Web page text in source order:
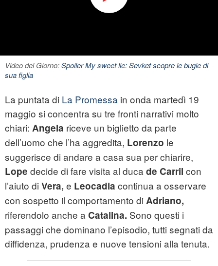
Video del Giorno:Spoiler My sweet lie: Sevket scopre le bugie di
sua figlia
La puntata di La Promessa in onda martedì 19
maggio si concentra su tre fronti narrativi molto
chiari: Angela riceve un biglietto da parte
dell’uomo che l’ha aggredita, Lorenzo le
suggerisce di andare a casa sua per chiarire,
Lope decide di fare visita al duca de Carril con
l’aiuto di Vera, e Leocadia continua a osservare
con sospetto il comportamento di Adriano,
riferendolo anche a Catalina. Sono questi i
passaggi che dominano l’episodio, tutti segnati da
diffidenza, prudenza e nuove tensioni alla tenuta.